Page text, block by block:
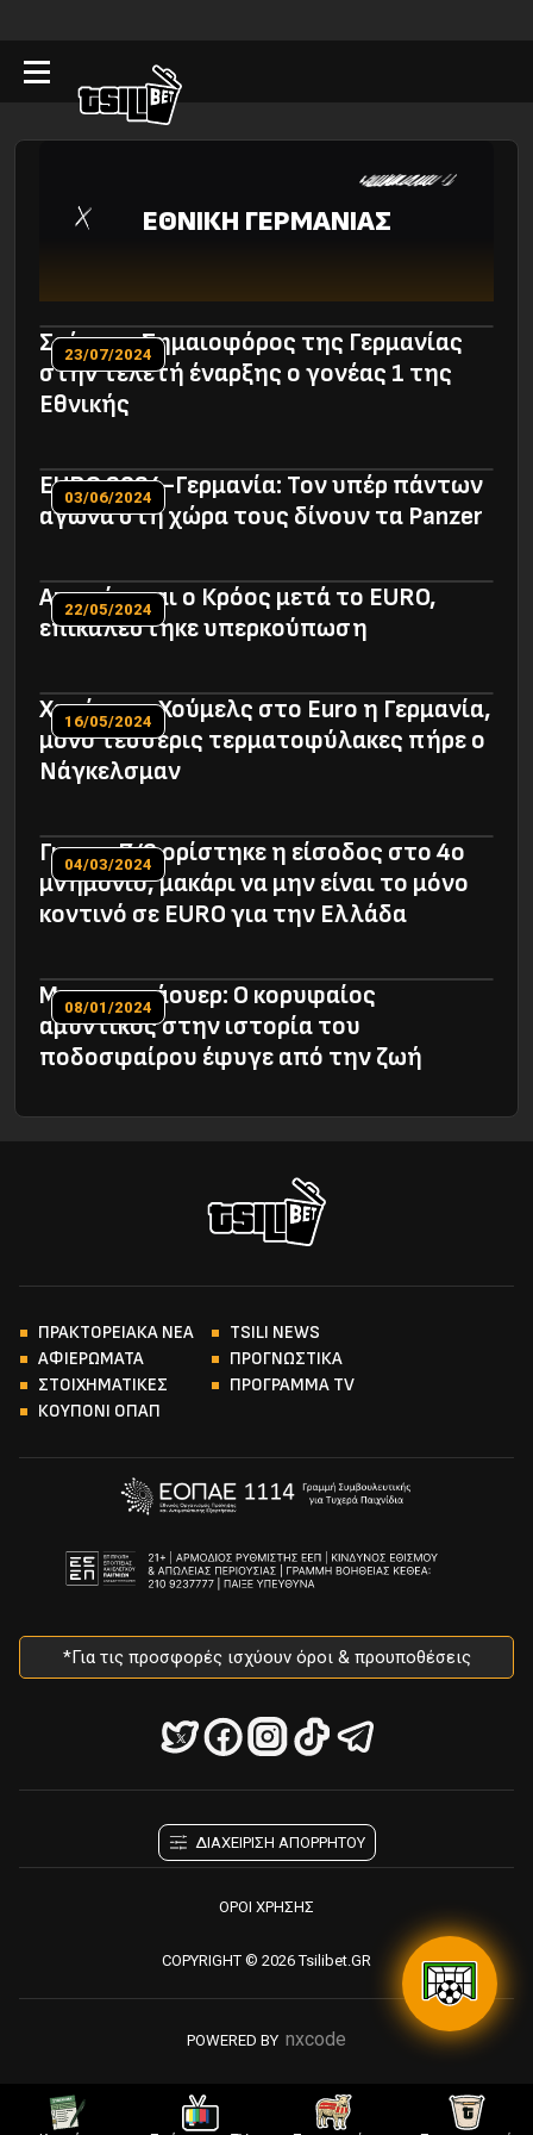
ΕΘΝΙΚΗ ΓΕΡΜΑΝΙΑΣ
Σρέντερ: Σημαιοφόρος της Γερμανίας
στην τελετή έναρξης o γονέας 1 της
Εθνικής
23/07/2024
EURO 2024-Γερμανία: Τον υπέρ πάντων
αγώνα στη χώρα τους δίνουν τα Panzer
03/06/2024
Αποσύρεται ο Κρόος μετά το EURO,
επικαλέστηκε υπερκούπωση
22/05/2024
Xωρίς τον Χούμελς στο Euro η Γερμανία,
μόνο τέσσερις τερματοφύλακες πήρε ο
Νάγκελσμαν
16/05/2024
Για τις 7/6 ορίστηκε η είσοδος στο 4ο
μνημόνιο, μακάρι να μην είναι το μόνο
κοντινό σε EURO για την Ελλάδα
04/03/2024
Μπεκενμπάουερ: Ο κορυφαίος
αμυντικός στην ιστορία του
ποδοσφαίρου έφυγε από την ζωή
08/01/2024
ΠΡΑΚΤΟΡΕΙΑΚΑ ΝΕΑ
TSILI NEWS
ΑΦΙΕΡΩΜΑΤΑ
ΠΡΟΓΝΩΣΤΙΚΑ
ΣΤΟΙΧΗΜΑΤΙΚΕΣ
ΠΡΟΓΡΑΜΜΑ TV
ΚΟΥΠΟΝΙ ΟΠΑΠ
*Για τις προσφορές ισχύουν όροι & προυποθέσεις
ΔΙΑΧΕΙΡΙΣΗ ΑΠΟΡΡΗΤΟΥ
ΟΡΟΙ ΧΡΗΣΗΣ
POWERED BY nxcode
COPYRIGHT © 2026 Tsilibet.GR